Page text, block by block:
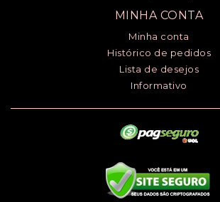
MINHA CONTA
Minha conta
Histórico de pedidos
Lista de desejos
Informativo